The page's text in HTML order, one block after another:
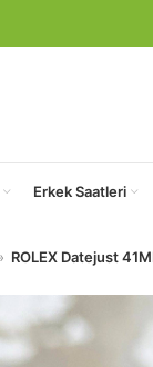
Erkek Saatleri
ROLEX Datejust